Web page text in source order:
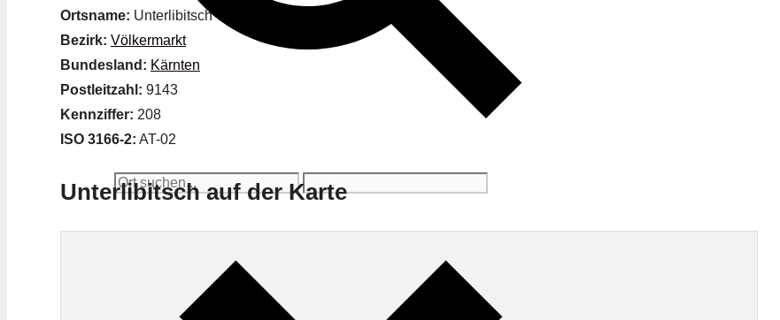
Ortsname: Unterlibitsch
Bezirk: Völkermarkt
Bundesland: Kärnten
Postleitzahl: 9143
Kennziffer: 208
ISO 3166-2: AT-02
Unterlibitsch auf der Karte